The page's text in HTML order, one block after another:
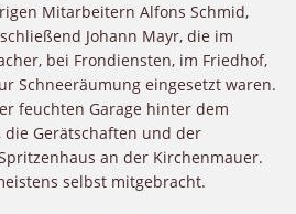
Mitarbeitern Alfons Schmid,
Johann Mayr, die im
bei Frondiensten, im Friedhof,
Schneeräumung eingesetzt waren.
feuchten Garage hinter dem
die Gerätschaften und der
an der Kirchenmauer.
selbst mitgebracht.